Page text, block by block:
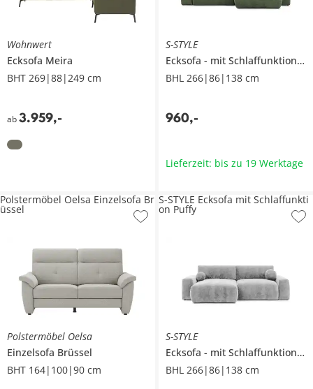
Wohnwert
Ecksofa Meira
BHT 269|88|249 cm
ab3.959,-
S-STYLE
Ecksofa
mit Schlaffunktion
BHL 266|86|138 cm
960,-
Lieferzeit: bis zu 19 Werktage
Polstermöbel Oelsa
Einzelsofa Brüssel
BHT 164|100|90 cm
Polstermöbel Oelsa Einzelsofa Br
üssel
S-STYLE
Ecksofa
mit Schlaffunktion
BHL 266|86|138 cm
S-STYLE Ecksofa mit Schlaffunkti
on Puffy